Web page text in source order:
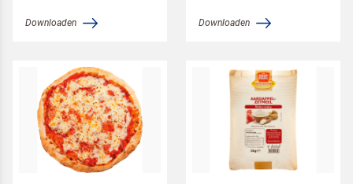
Downloaden Downloaden